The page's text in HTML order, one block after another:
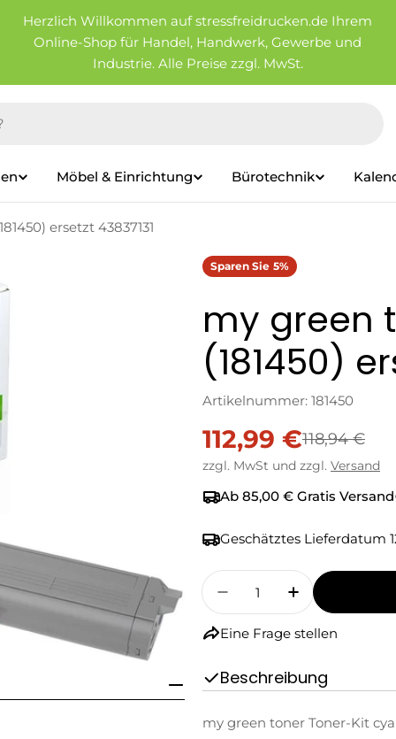
Herzlich Willkommen auf stressfreidrucken.de Ihrem
Online-Shop für Handel, Handwerk, Gewerbe und
Industrie. Alle Preise zzgl. MwSt.
Möbel & Einrichtung Bürotechnik
ersetzt 43837131
Sparen Sie 5%
my green
(181450)
Artikelnummer: 181450
Verkaufspreis
112,99 €
Regulärer
Preis
118,94 €
zzgl. MwSt und zzgl. Versand
Ab 85,00 € Gratis Versand
Geschätztes Lieferdatum
Menge
Menge Für My
Menge Für
Eine Frage stellen
Beschreibung
my green toner Toner-Kit